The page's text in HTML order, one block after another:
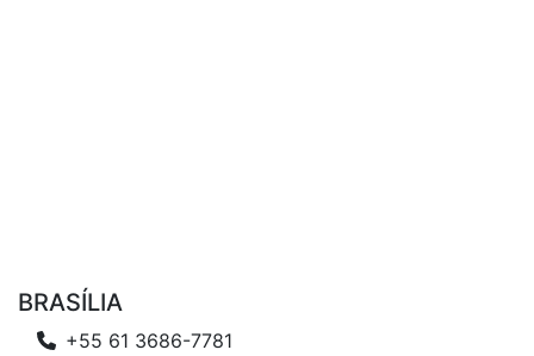
BRASÍLIA
+55 61 3686-7781